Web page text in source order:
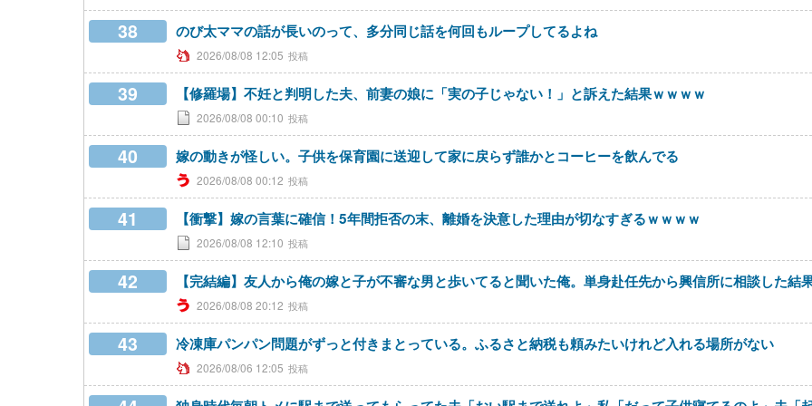
38 のび太ママの話が長いのって、多分同じ話を何回もループしてるよね
2026/08/08 12:05
39 【修羅場】不妊と判明した夫、前妻の娘に「実の子じゃない！」と訴えた結果ｗｗｗｗ
2026/08/08 00:10
40 嫁の動きが怪しい。子供を保育園に送迎して家に戻らず誰かとコーヒーを飲んでる
2026/08/08 00:12
41 【衝撃】嫁の言葉に確信！5年間拒否の末、離婚を決意した理由が切なすぎるｗｗｗｗ
2026/08/08 12:10
42 【完結編】友人から俺の嫁と子が不審な男と歩いてると聞いた俺。単身赴任先から興信所に相談した結
2026/08/08 20:12
43 冷凍庫パンパン問題がずっと付きまとっている。ふるさと納税も頼みたいけれど入れる場所がない
2026/08/06 12:05